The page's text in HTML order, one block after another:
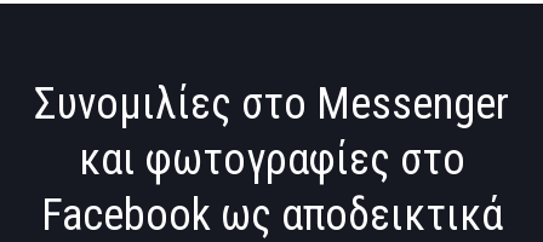
Συνομιλίες στο Messenger
και φωτογραφίες στο
Facebook ως αποδεικτικά